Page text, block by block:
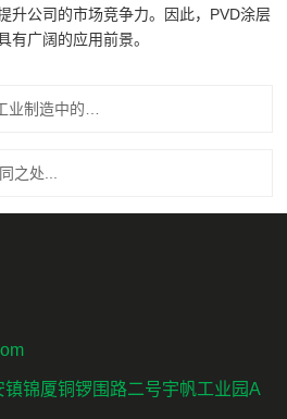
升公司的市场竞争力。因此，PVD涂层
有广阔的应用前景。
之处...
锦厦铜锣围路二号宇帆工业园A